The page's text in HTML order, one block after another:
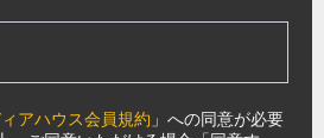
アハウス会員規約 」への同意が必要